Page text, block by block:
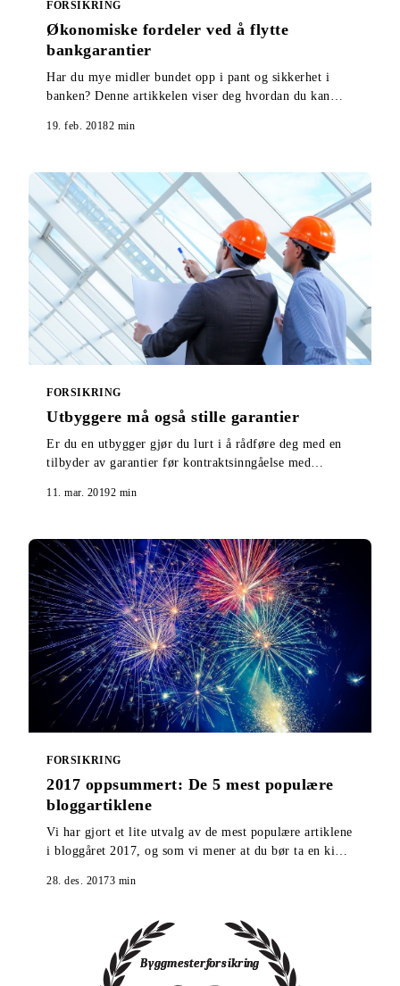
FORSIKRING
Økonomiske fordeler ved å flytte
bankgarantier
Har du mye midler bundet opp i pant og sikkerhet i
banken? Denne artikkelen viser deg hvordan du kan
19. feb. 20182 min
FORSIKRING
Utbyggere må også stille garantier
Er du en utbygger gjør du lurt i å rådføre deg med en
tilbyder av garantier før kontraktsinngåelse med
11. mar. 20192 min
FORSIKRING
2017 oppsummert: De 5 mest populære
bloggartiklene
Vi har gjort et lite utvalg av de mest populære artiklene
i bloggåret 2017, og som vi mener at du bør ta en kikk
28. des. 20173 min